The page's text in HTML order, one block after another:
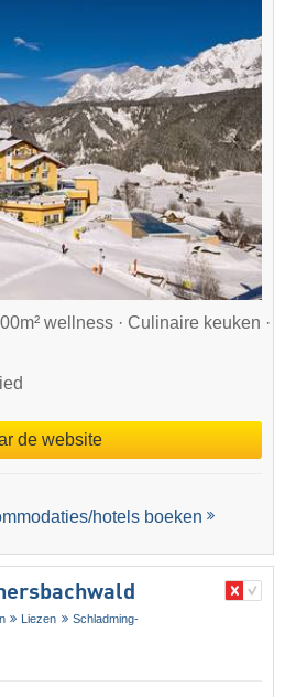
wellness · Culinaire keuken ·
de website
hotels boeken
Liezen
Schladming-